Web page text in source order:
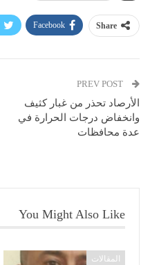
Share
Facebook
الأرصاد تحذر من غبار كثيف
وانخفاض درجات الحرارة في
عدة محافظات
You Might Also Like
المقالات